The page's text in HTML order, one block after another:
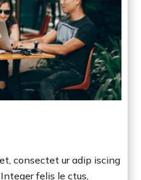
consectet ur adip iscing
felis le ctus,